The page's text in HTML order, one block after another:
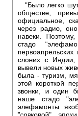
"Было легко
обществе,
официальное,
через радио,
навеки.
стадо
слоних с Индии,
вывели новых
была - туризм,
этой короткой
звонки, и один
наше стадо
элефамонты
"совковой"